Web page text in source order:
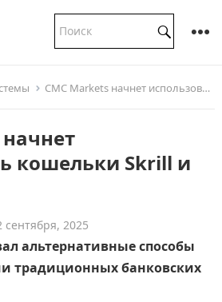
CMC Markets начнет использовать кошельки Skrill и Neteller
кошельки Skrill и
сентября, 2025
альтернативные способы
традиционных банковских